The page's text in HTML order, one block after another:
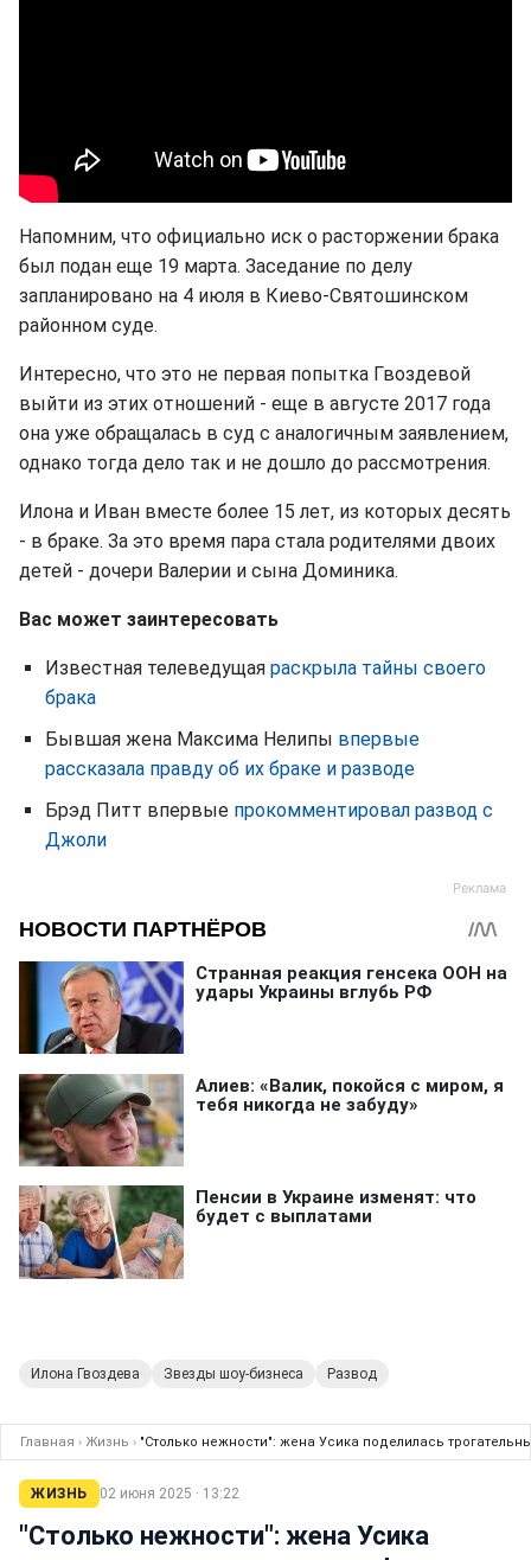
Напомним, что официально иск о расторжении брака
был подан еще 19 марта. Заседание по делу
запланировано на 4 июля в Киево-Святошинском
районном суде.
Интересно, что это не первая попытка Гвоздевой
выйти из этих отношений - еще в августе 2017 года
она уже обращалась в суд с аналогичным заявлением,
однако тогда дело так и не дошло до рассмотрения.
Илона и Иван вместе более 15 лет, из которых десять
- в браке. За это время пара стала родителями двоих
детей - дочери Валерии и сына Доминика.
Вас может заинтересовать
Известная телеведущая раскрыла тайны своего
брака
Бывшая жена Максима Нелипы впервые
рассказала правду об их браке и разводе
Брэд Питт впервые прокомментировал развод с
Джоли
Илона Гвоздева Звезды шоу-бизнеса Развод
Главная › Жизнь › "Столько нежности": жена Усика поделилась
ЖИЗНЬ 02 июня 2025 · 13:22
"Столько нежности": жена Усика